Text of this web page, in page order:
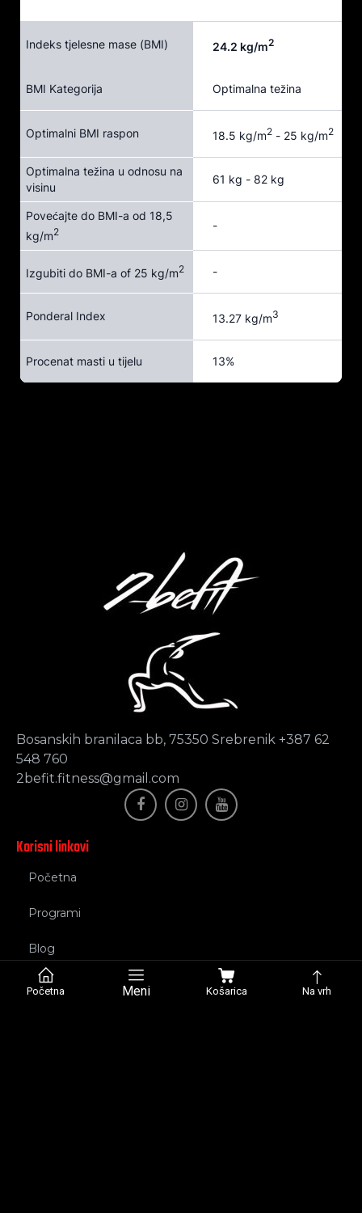
Početna Meni Košarica Na vrh
Bosanskih branilaca bb, 75350 Srebrenik +387 62
548 760
2befit.fitness@gmail.com
Korisni linkovi
Početna
Programi
Blog
BMI Kalkulator